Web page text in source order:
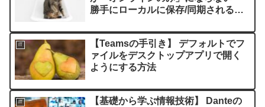
勝手にローカルに保存/同期される場
IT
【Teamsの手引き】 デフォルトでフ
ァイルをデスクトップアプリで開く
ようにする方法
IT
【基礎から学ぶ情報技術】 Danteの